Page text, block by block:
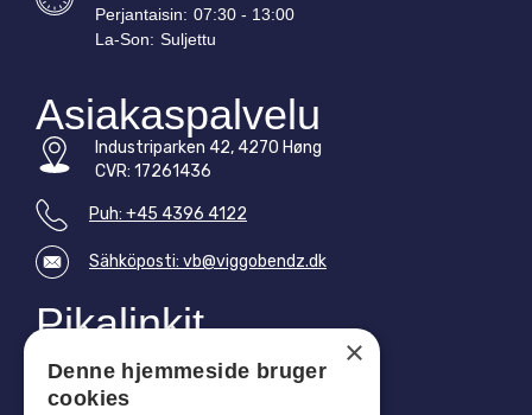
Perjantaisin: 07:30 - 13:00
La-Son: Suljettu
Asiakaspalvelu
Industriparken 42, 4270 Høng
CVR: 17261436
Puh: +45 4396 4122
Sähköposti: vb@viggobendz.dk
Pikalinkit
Myynti- ja toimitusehdot
×
Denne hjemmeside bruger
cookies